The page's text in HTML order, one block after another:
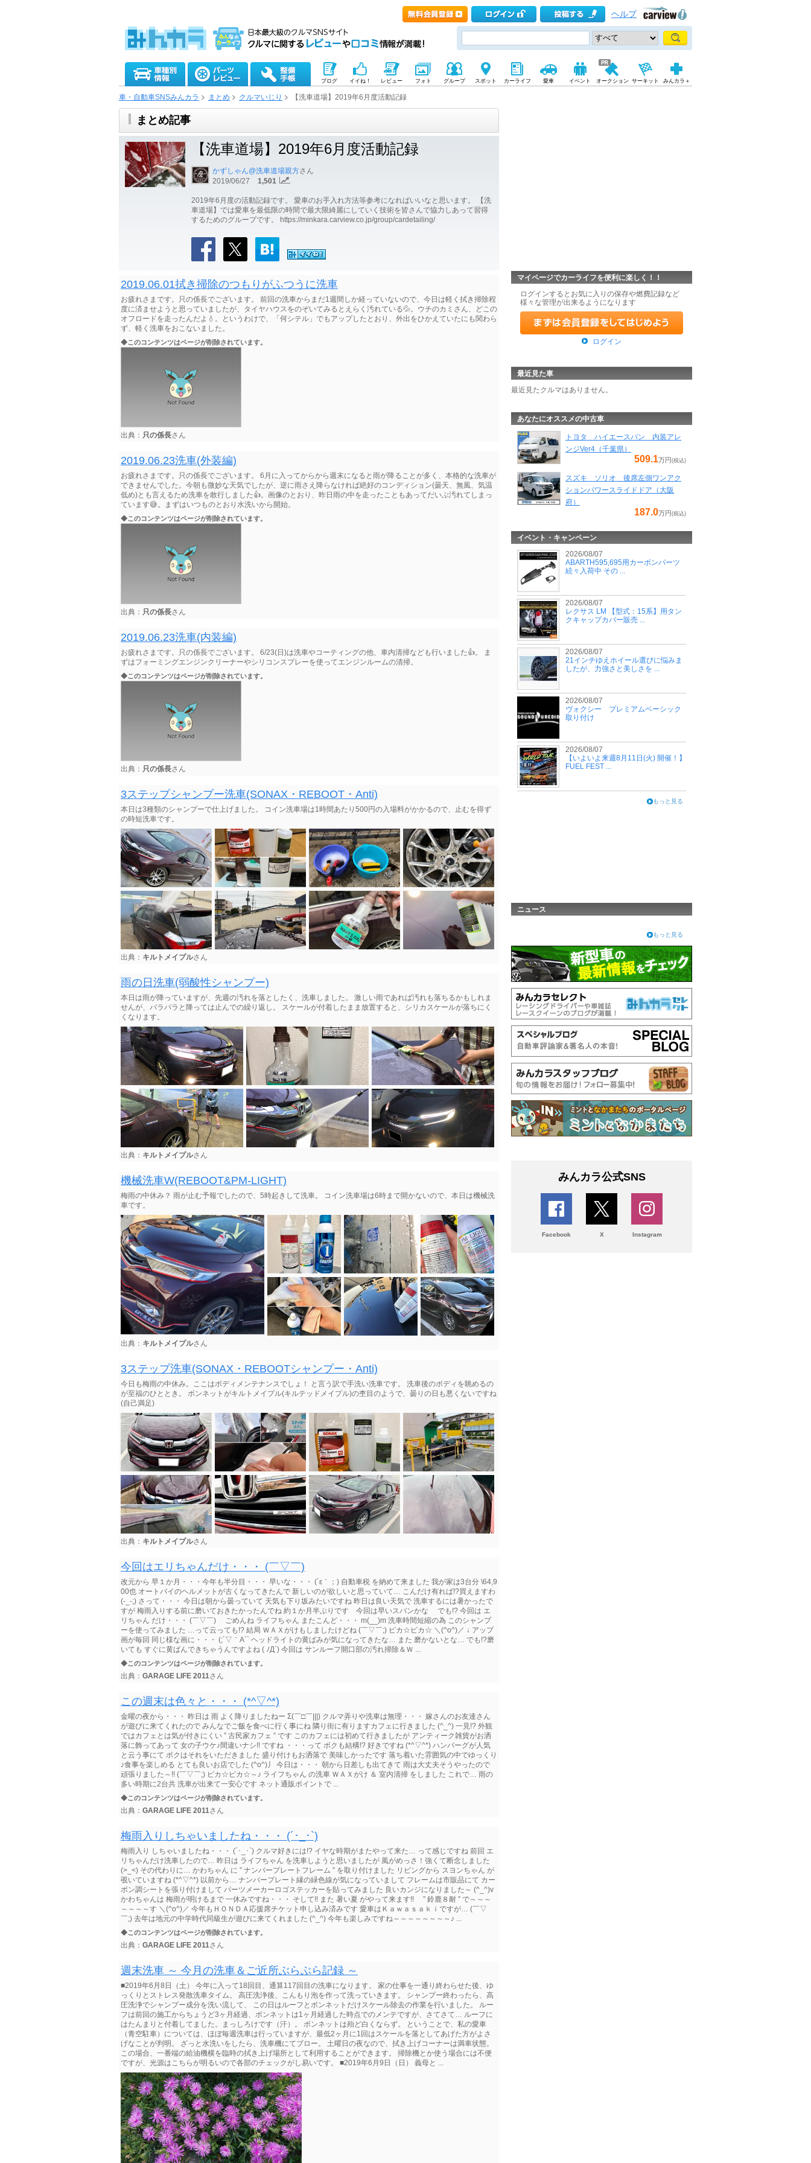
ヘルプ
ブログ イイね！ レビュー フォト グループ スポット カーライフ 愛車 イベント オークション サーキット みんカラ＋
車・自動車SNSみんカラ まとめ クルマいじり 【洗車道場】2019年6月度活動記録
まとめ記事
【洗車道場】2019年6月度活動記録
かずしゃん@洗車道場親方さん
2019/06/27
1,501
2019年6月度の活動記録です。 愛車のお手入れ方法等参考になればいいなと思います。 【洗
車道場】では愛車を最低限の時間で最大限綺麗にしていく技術を皆さんで協力しあって習得
するためのグループです。 https://minkara.carview.co.jp/group/cardetailing/
2019.06.01拭き掃除のつもりがふつうに洗車
お疲れさまです。只の係長でございます。 前回の洗車からまだ1週間しか経っていないので、今日は軽く拭き掃除程
度に済ませようと思っていましたが、タイヤハウスをのぞいてみるとえらく汚れている💦。ウチのカミさん、どこの
オフロードを走ったんだよ💧。というわけで、「何シテル」でもアップしたとおり、外出をひかえていたにも関わら
ず、軽く洗車をおこないました。
◆このコンテンツはページが削除されています。
出典： 只の係長さん
2019.06.23洗車(外装編)
お疲れさまです。只の係長でございます。 6月に入ってからから週末になると雨が降ることが多く、本格的な洗車が
できませんでした。今朝も微妙な天気でしたが、逆に雨さえ降らなければ絶好のコンディション(曇天、無風、気温
低め)とも言えるため洗車を敢行しました👍。画像のとおり、昨日雨の中を走ったこともあってだいぶ汚れてしまっ
ています😅。まずはいつものとおり水洗いから開始。
◆このコンテンツはページが削除されています。
出典： 只の係長さん
2019.06.23洗車(内装編)
お疲れさまです。只の係長でございます。 6/23(日)は洗車やコーティングの他、車内清掃なども行いました👍。 ま
ずはフォーミングエンジンクリーナーやシリコンスプレーを使ってエンジンルームの清掃。
◆このコンテンツはページが削除されています。
出典： 只の係長さん
3ステップシャンプー洗車(SONAX・REBOOT・Anti)
本日は3種類のシャンプーで仕上げました。 コイン洗車場は1時間あたり500円の入場料がかかるので、止むを得ず
の時短洗車です。
出典： キルトメイプルさん
雨の日洗車(弱酸性シャンプー)
本日は雨が降っていますが、先週の汚れを落としたく、洗車しました。 激しい雨であれば汚れも落ちるかもしれま
せんが、パラパラと降っては止んでの繰り返し。 スケールが付着したまま放置すると、シリカスケールが落ちにく
くなります。
出典： キルトメイプルさん
機械洗車W(REBOOT&PM-LIGHT)
梅雨の中休み？ 雨が止む予報でしたので、5時起きして洗車。 コイン洗車場は6時まで開かないので、本日は機械洗
車です。
出典： キルトメイプルさん
3ステップ洗車(SONAX・REBOOTシャンプー・Anti)
今日も梅雨の中休み。ここはボディメンテナンスでしょ！ と言う訳で手洗い洗車です。 洗車後のボディを眺めるの
が至福のひととき。 ボンネットがキルトメイプル(キルテッドメイプル)の杢目のようで、曇りの日も悪くないですね
(自己満足)
出典： キルトメイプルさん
今回はエリちゃんだけ・・・ (￣▽￣)
改元から 早１か月・・・今年も半分目・・・ 早いな・・・ (´ε｀；) 自動車税 を納めて来ました 我が家は3台分 \64,9
00也 オートバイのヘルメットが古くなってきたんで 新しいのが欲しいと思っていて… こんだけ有れば!?買えますわ
(-_-;) さって・・・ 今日は朝から曇っていて 天気も下り坂みたいですね 昨日は良い天気で 洗車するには暑かったで
すが 梅雨入りする前に磨いておきたかったんでね 約１か月半ぶりです 今回は早いスパンかな でも!? 今回は エ
リちゃん だけ・・・ (￣▽￣) ごめんね ライフちゃん またこんど・・・ m(__)m 洗車時間短縮の為 このシャンプ
ーを使ってみました …って云っても!? 結局 ＷＡＸがけもしましたけどね (￣▽￣;) ピカ☆ピカ☆ ＼(^o^)／ ↓ アップ
画が毎回 同じ様な画に・・・ (;´▽｀A`` ヘッドライトの黄ばみが気になってきたな… また 磨かないとな… でも!?磨
いても すぐに黄ばんできちゃうんですよね ( ﾉД`) 今回は サンルーフ開口部の汚れ掃除＆Ｗ ...
◆このコンテンツはページが削除されています。
出典： GARAGE LIFE 2011さん
この週末は色々と・・・ (*^▽^*)
金曜の夜から・・・ 昨日は 雨 よく降りましたねー Σ(￣□￣|||) クルマ弄りや洗車は無理・・・ 嫁さんのお友達さん
が遊びに来てくれたので みんなでご飯を食べに行く事にね 隣り街に有りますカフェに行きました (^_^) 一見!? 外観
ではカフェとは気が付きにくい ” 古民家カフェ ” です このカフェには初めて行きましたが アンティーク雑貨がお洒
落に飾ってあって 女の子ウケ♪間違いナシ!! ですね ・・・って ボクも結構!? 好きですね (*^▽^*) ハンバーグが人気
と云う事にて ボクはそれをいただきました 盛り付けもお洒落で 美味しかったです 落ち着いた雰囲気の中でゆっくり
♪食事を楽しめる とても良いお店でした (^o^)丿 今日は・・・ 朝から日差しも出てきて 雨は大丈夫そうやったので
頑張りました～!! (￣▽￣;) ピカ☆ピカ☆～♪ ライフちゃん の洗車 ＷＡＸがけ ＆ 室内清掃 をしました これで… 雨の
多い時期に2台共 洗車が出来て一安心です ネット通販ポイントで ...
◆このコンテンツはページが削除されています。
出典： GARAGE LIFE 2011さん
梅雨入りしちゃいましたね・・・ (´･_･`)
梅雨入り しちゃいましたね・・・ (´･_･`) クルマ好きには!? イヤな時期がまたやって来た… って感じですね 前回 エ
リちゃんだけ洗車したので… 昨日は ライフちゃん を洗車しようと思いましたが 風がめっさ！強くて断念しました
(>_<) その代わりに… かわちゃん に ” ナンバープレートフレーム ” を取り付けました リビングから スヨンちゃん が
覗いていますね (*^▽^*) 以前から… ナンバープレート縁の緑色線が気になっていまして フレームは市販品にて カー
ボン調シートを張り付けまして パーツメーカーロゴステッカーを貼ってみました 良いカンジになりました～ (^_^)v
かわちゃんは 梅雨が明けるまで 一休みですね・・・ そして!! また 暑い夏 がやって来ます!! ” 鈴鹿８耐 ” で～～～
～～～～す ＼(^o^)／ 今年もＨＯＮＤＡ応援席チケット申し込み済みです 愛車はＫａｗａｓａｋｉですが… (￣▽
￣;) 去年は地元の中学時代同級生が遊びに来てくれました (^_^) 今年も楽しみですね～～～～～～～～♪ ...
◆このコンテンツはページが削除されています。
出典： GARAGE LIFE 2011さん
週末洗車 ～ 今月の洗車＆ご近所ぶらぶら記録 ～
■2019年6月8日（土） 今年に入って18回目、通算117回目の洗車になります。 家の仕事を一通り終わらせた後、ゆ
っくりとストレス発散洗車タイム。 高圧洗浄後、こんもり泡を作って洗っていきます。 シャンプー終わったら、高
圧洗浄でシャンプー成分を洗い流して、 この日はルーフとボンネットだけスケール除去の作業を行いました。 ルー
フは前回の施工からちょうど3ヶ月経過、ボンネットは1ヶ月経過した時点でのメンテですが、さてさて… ルーフに
はたんまりと付着してました。まっしろけです（汗）。 ボンネットは殆ど白くならず。 ということで、私の愛車
（青空駐車）については、ほぼ毎週洗車は行っていますが、最低2ヶ月に1回はスケールを落としてあげた方がよさ
げなことが判明。 ざっと水洗いをしたら、洗車機にてブロー。 土曜日の夜なので、拭き上げコーナーは満車状態。
この場合、一番端の給油機横を臨時の拭き上げ場所として利用することができます。 掃除機とか使う場合には不便
ですが、光源はこちらが明るいので各部のチェックがし易いです。 ■2019年6月9日（日） 義母と ...
マイページでカーライフを便利に楽しく！！
ログインするとお気に入りの保存や燃費記録など
様々な管理が出来るようになります
ログイン
最近見た車
最近見たクルマはありません。
あなたにオススメの中古車
トヨタ ハイエースバン 内装アレ
ンジVer4（千葉県）
509.1万円(税込)
スズキ ソリオ 後席左側ワンアク
ションパワースライドドア（大阪
府）
187.0万円(税込)
イベント・キャンペーン
2026/08/07
ABARTH595,695用カーボンパーツ
続々入荷中 その ...
2026/08/07
レクサス LM 【型式：15系】用タン
クキャップカバー販売 ...
2026/08/07
21インチゆえホイール選びに悩みま
したが、力強さと美しさを ...
2026/08/07
ヴォクシー プレミアムベーシック
取り付け
2026/08/07
【いよいよ来週8月11日(火) 開催！】
FUEL FEST ...
もっと見る
ニュース
もっと見る
みんカラ公式SNS
Facebook X Instagram